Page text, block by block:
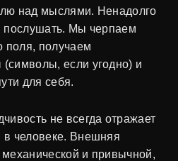
над мыслями. Ненадолго
послушать. Мы черпаем
получаем
если угодно) и
для себя.
не всегда отражает
в человеке. Внешняя
и привычной,